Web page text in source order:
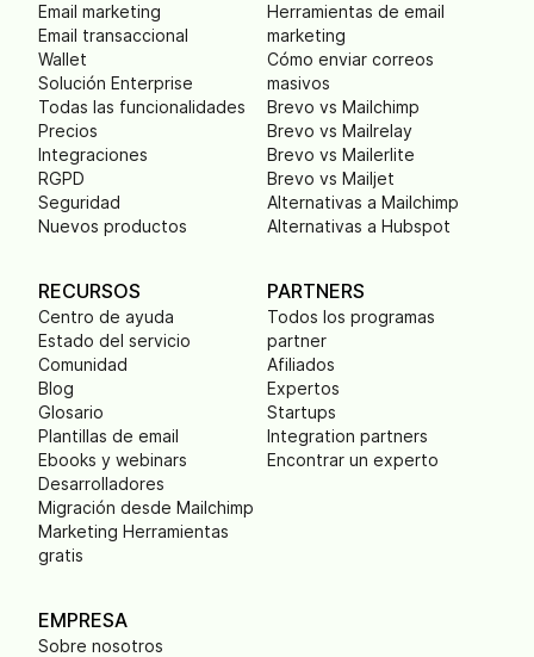
Email marketing
Email transaccional
Wallet
Solución Enterprise
Todas las funcionalidades
Precios
Integraciones
RGPD
Seguridad
Nuevos productos
Herramientas de email
marketing
Cómo enviar correos
masivos
Brevo vs Mailchimp
Brevo vs Mailrelay
Brevo vs Mailerlite
Brevo vs Mailjet
Alternativas a Mailchimp
Alternativas a Hubspot
RECURSOS
Centro de ayuda
Estado del servicio
Comunidad
Blog
Glosario
Plantillas de email
Ebooks y webinars
Desarrolladores
Migración desde Mailchimp
Marketing Herramientas
gratis
PARTNERS
Todos los programas
partner
Afiliados
Expertos
Startups
Integration partners
Encontrar un experto
EMPRESA
Sobre nosotros